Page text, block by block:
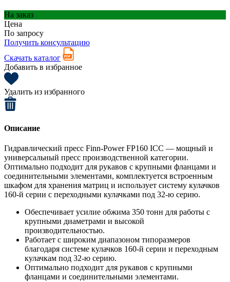
На заказ
Цена
По запросу
Получить консультацию
Скачать каталог
Добавить в избранное
Удалить из избранного
Описание
Гидравлический пресс Finn-Power FP160 ICC — мощный и
универсальный пресс производственной категории.
Оптимально подходит для рукавов с крупными фланцами и
соединительными элементами, комплектуется встроенным
шкафом для хранения матриц и использует систему кулачков
160-й серии с переходными кулачками под 32-ю серию.
Обеспечивает усилие обжима 350 тонн для работы с
крупными диаметрами и высокой
производительностью.
Работает с широким диапазоном типоразмеров
благодаря системе кулачков 160-й серии и переходным
кулачкам под 32-ю серию.
Оптимально подходит для рукавов с крупными
фланцами и соединительными элементами.